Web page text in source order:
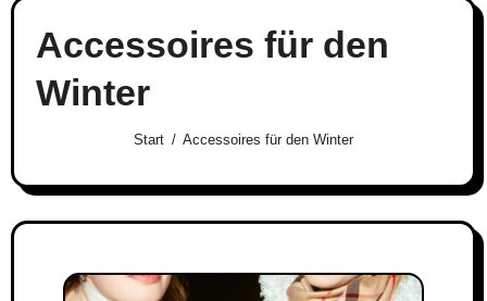
Accessoires für den
Winter
Start Accessoires für den Winter